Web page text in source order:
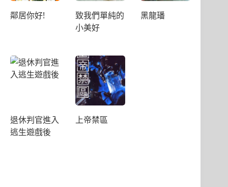
鄰居你好!
致我們單純的
小美好
黑龍璠
退休判官進入
逃生遊戲後
上帝禁區